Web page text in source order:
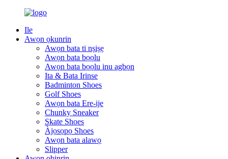
Ile
Awọn ọkunrin
Awọn bata ti nṣiṣẹ
Awọn bata bọọlu
Awọn bata bọọlu inu agbọn
Ita & Bata Irinse
Badminton Shoes
Golf Shoes
Awọn bata Ere-ije
Chunky Sneaker
Skate Shoes
Àjọsọpọ Shoes
Awọn bata alawọ
Slipper